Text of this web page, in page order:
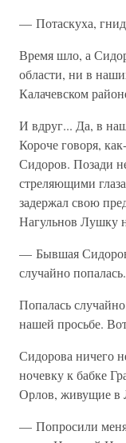
— Потаскуха,
Время шло, а
области, ни в
Калачевском
И вдруг... Да, в
Короче говоря,
Сидоров. Позади
стреляющими
задержал свою
Нагульнов Лушку
— Бывшая
случайно попалась.
Попалась
нашей просьбе.
Сидорова ничего
ночевку к бабке
Орлов, живущие в
— Попросили меня